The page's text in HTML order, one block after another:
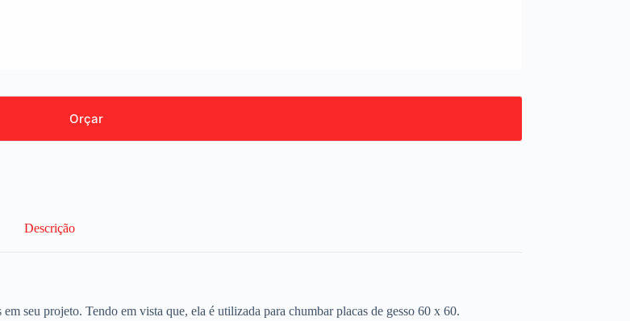
Orçar
Descrição
seu projeto. Tendo em vista que, ela é utilizada para chumbar placas de gesso 60 x 60.